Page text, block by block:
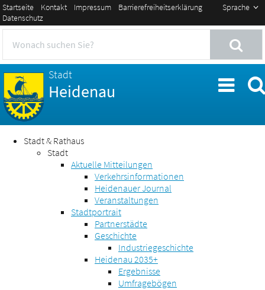
Sprache
Startseite Kontakt Impressum
Barrierefreiheitserklärung
Datenschutz
Stadt
Heidenau
Stadt & Rathaus
Stadt
Aktuelle Mitteilungen
Verkehrsinformationen
Heidenauer Journal
Veranstaltungen
Stadtportrait
Partnerstädte
Geschichte
Industriegeschichte
Heidenau 2035+
Ergebnisse
Umfragebögen